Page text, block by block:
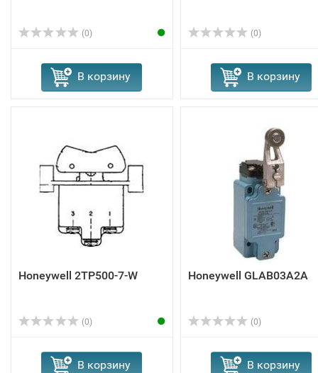
(0)
В корзину
(0)
В корзину
Honeywell 2TP500-7-W
(0)
В корзину
Honeywell GLAB03A2A
(0)
В корзину